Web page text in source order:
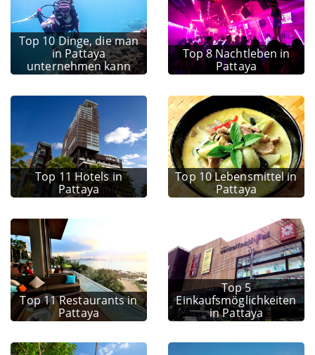
Top 10 Dinge, die man
in Pattaya
unternehmen kann
Top 8 Nachtleben in
Pattaya
Top 11 Hotels in
Pattaya
Top 10 Lebensmittel in
Pattaya
Top 11 Restaurants in
Pattaya
Top 5
Einkaufsmöglichkeiten
in Pattaya